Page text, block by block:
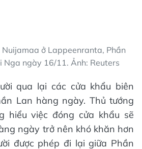
ở Lappeenranta, Phần
Nga ngày 16/11. Ảnh: Reuters
qua lại các cửa khẩu biên
Lan hàng ngày. Thủ tướng
hiểu việc đóng cửa khẩu sẽ
ngày trở nên khó khăn hơn
được phép đi lại giữa Phần